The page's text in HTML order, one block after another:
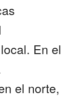
En el
el norte,